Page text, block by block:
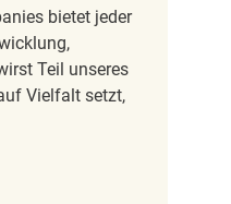
bietet jeder
Teil unseres
Vielfalt setzt,